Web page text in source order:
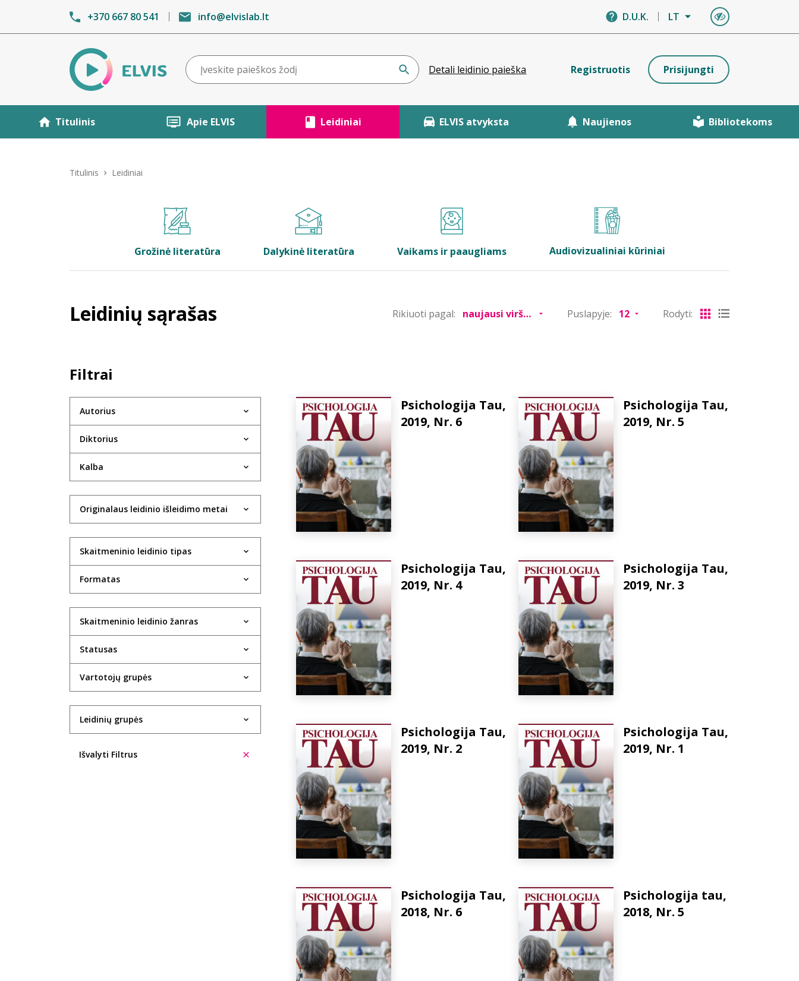
+370 667 80 541 info@elvislab.lt D.U.K. LT
Detali leidinio paieška Registruotis Prisijungti
Titulinis Apie ELVIS Leidiniai ELVIS atvyksta Naujienos Bibliotekoms
Titulinis Leidiniai
Grožinė literatūra Dalykinė literatūra Vaikams ir paaugliams Audiovizualiniai kūriniai
Leidinių sąrašas Rikiuoti pagal: Puslapyje: Rodyti:
Filtrai
Autorius
Diktorius
Kalba
Originalaus leidinio išleidimo metai
Skaitmeninio leidinio tipas
Formatas
Skaitmeninio leidinio žanras
Statusas
Vartotojų grupės
Leidinių grupės
Išvalyti Filtrus
Psichologija Tau,
2019, Nr. 6
Psichologija Tau,
2019, Nr. 5
Psichologija Tau,
2019, Nr. 4
Psichologija Tau,
2019, Nr. 3
Psichologija Tau,
2019, Nr. 2
Psichologija Tau,
2019, Nr. 1
Psichologija Tau,
2018, Nr. 6
Psichologija tau,
2018, Nr. 5